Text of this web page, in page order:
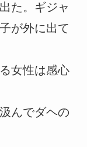
た。ギジャ
が外に出て
女性は感心
んでダヘの